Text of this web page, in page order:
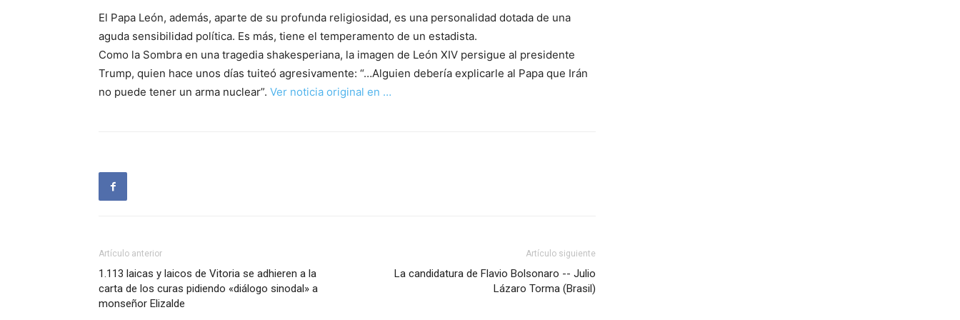
El Papa León, además, aparte de su profunda religiosidad, es una personalidad dotada de una
aguda sensibilidad política. Es más, tiene el temperamento de un estadista.
Como la Sombra en una tragedia shakesperiana, la imagen de León XIV persigue al presidente
Trump, quien hace unos días tuiteó agresivamente: “…Alguien debería explicarle al Papa que Irán
no puede tener un arma nuclear”. Ver noticia original en …
Artículo anterior
1.113 laicas y laicos de Vitoria se adhieren a la
carta de los curas pidiendo «diálogo sinodal» a
monseñor Elizalde
Artículo siguiente
La candidatura de Flavio Bolsonaro -- Julio
Lázaro Torma (Brasil)